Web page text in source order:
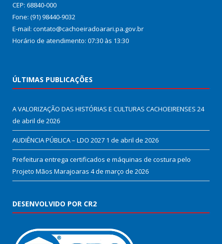
CEP: 68840-000
Fone: (91) 98440-9032
E-mail: contato@cachoeiradoarari.pa.gov.br
Horário de atendimento: 07:30 às 13:30
ÚLTIMAS PUBLICAÇÕES
A VALORIZAÇÃO DAS HISTÓRIAS E CULTURAS CACHOEIRENSES 24
de abril de 2026
AUDIÊNCIA PÚBLICA – LDO 2027 1 de abril de 2026
Prefeitura entrega certificados e máquinas de costura pelo
Projeto Mãos Marajoaras 4 de março de 2026
DESENVOLVIDO POR CR2